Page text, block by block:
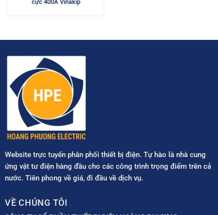
cực 400A Vinakip
Website trực tuyến phân phối thiết bị điện. Tự hào là nhà cung
ứng vật tư điện hàng đầu cho các công trình trọng điểm trên cả
nước. Tiên phong về giá, đi đầu về dịch vụ.
VỀ CHÚNG TÔI